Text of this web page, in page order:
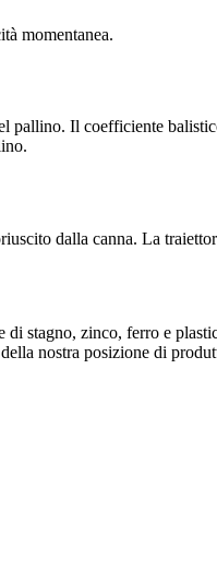
momentanea.
Il coefficiente
dalla canna. La
stagno, zinco, ferro e
nostra posizione di